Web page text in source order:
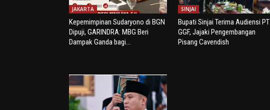
JAKARTA
Kepemimpinan Sudaryono di BGN
Dipuji, GARINDRA: MBG Beri
Dampak Ganda bagi...
SINJAI
Bupati Sinjai Terima Audiensi PT
GGF, Jajaki Pengembangan
Pisang Cavendish